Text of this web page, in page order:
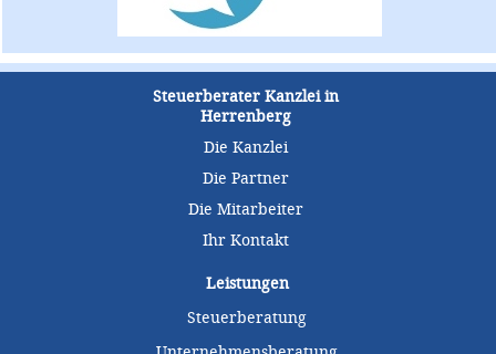
Steuerberater Kanzlei in
Herrenberg
Die Kanzlei
Die Partner
Die Mitarbeiter
Ihr Kontakt
Leistungen
Steuerberatung